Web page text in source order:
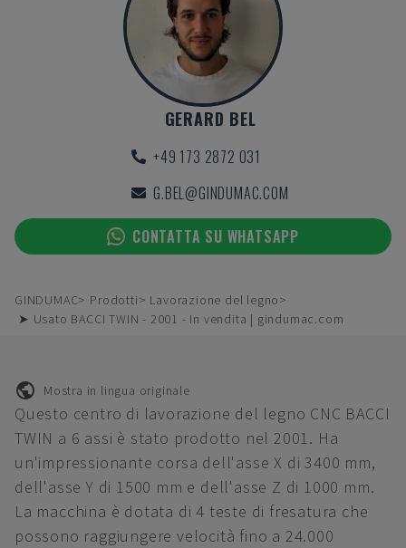
GERARD BEL
+49 173 2872 031
G.BEL@GINDUMAC.COM
CONTATTA SU WHATSAPP
GINDUMAC Prodotti
Lavorazione del legno
➤ Usato BACCI TWIN - 2001 - In vendita | gindumac.com
Mostra in lingua originale
Questo centro di lavorazione del legno CNC BACCI
TWIN a 6 assi è stato prodotto nel 2001. Ha
un'impressionante corsa dell'asse X di 3400 mm,
dell'asse Y di 1500 mm e dell'asse Z di 1000 mm.
La macchina è dotata di 4 teste di fresatura che
possono raggiungere velocità fino a 24.000